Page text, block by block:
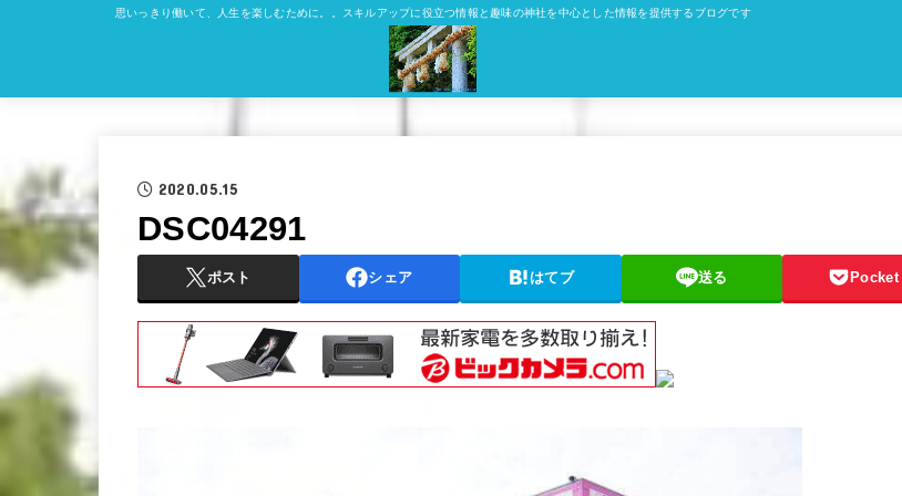
思いっきり働いて、人生を楽しむために。。スキルアップに役立つ情報と趣味の神社を中心とした情報を提供するブログです
2020.05.15
DSC04291
ポスト シェア はてブ 送る Pocket